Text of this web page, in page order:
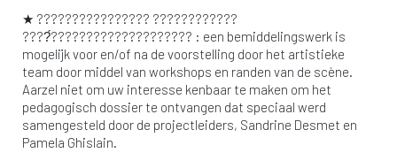
★ ???????????????? ????????????
????́???????????????????? : een bemiddelingswerk is
mogelijk voor en/of na de voorstelling door het artistieke
team door middel van workshops en randen van de scène.
Aarzel niet om uw interesse kenbaar te maken om het
pedagogisch dossier te ontvangen dat speciaal werd
samengesteld door de projectleiders, Sandrine Desmet en
Pamela Ghislain.